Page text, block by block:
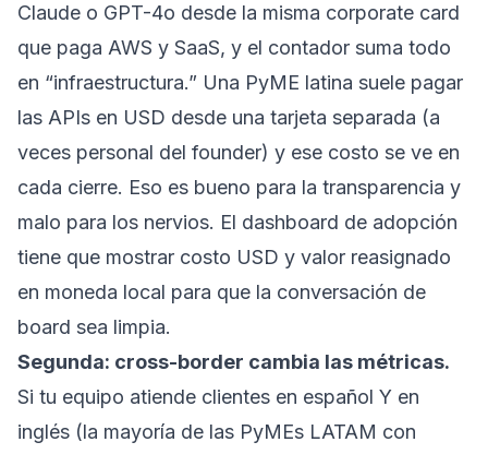
Claude o GPT-4o desde la misma corporate card
que paga AWS y SaaS, y el contador suma todo
en “infraestructura.” Una PyME latina suele pagar
las APIs en USD desde una tarjeta separada (a
veces personal del founder) y ese costo se ve en
cada cierre. Eso es bueno para la transparencia y
malo para los nervios. El dashboard de adopción
tiene que mostrar costo USD y valor reasignado
en moneda local para que la conversación de
board sea limpia.
Segunda: cross-border cambia las métricas.
Si tu equipo atiende clientes en español Y en
inglés (la mayoría de las PyMEs LATAM con